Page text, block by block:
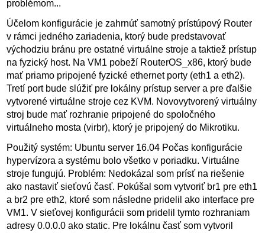
problémom...
Účelom konfigurácie je zahrnúť samotný prístúpový Router
v rámci jedného zariadenia, ktorý bude predstavovať
východziu bránu pre ostatné virtuálne stroje a taktiež prístup
na fyzický host. Na VM1 pobeží RouterOS_x86, ktorý bude
mať priamo pripojené fyzické ethernet porty (eth1 a eth2).
Tretí port bude slúžiť pre lokálny prístup server a pre ďalšie
vytvorené virtuálne stroje cez KVM. Novovytvorený virtuálny
stroj bude mať rozhranie pripojené do spoločného
virtuálneho mosta (virbr), ktorý je pripojený do Mikrotiku.
Použitý systém: Ubuntu server 16.04 Počas konfigurácie
hypervízora a systému bolo všetko v poriadku. Virtuálne
stroje fungujú. Problém: Nedokázal som prísť na riešenie
ako nastaviť sieťovú časť. Pokúšal som vytvoriť br1 pre eth1
a br2 pre eth2, ktoré som následne pridelil ako interface pre
VM1. V sieťovej konfigurácii som pridelil tymto rozhraniam
adresy 0.0.0.0 ako static. Pre lokálnu časť som vytvoril